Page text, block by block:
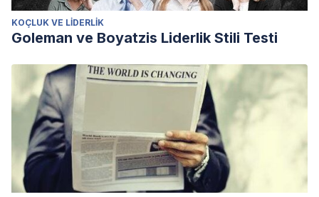
KOÇLUK VE LIDERLIK
Goleman ve Boyatzis Liderlik Stili Testi